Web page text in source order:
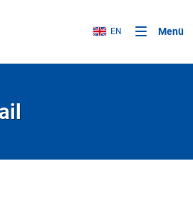
EN Menü